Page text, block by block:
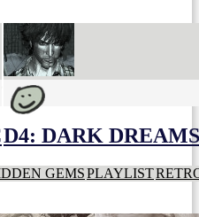
D4: DARK
GEMSPLAYLIST